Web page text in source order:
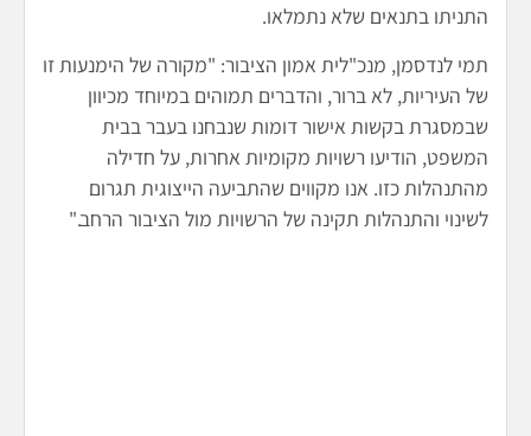
התניתו בתנאים שלא נתמלאו.
תמי לנדסמן, מנכ"לית אמון הציבור: "מקורה של הימנעות זו
של העיריות, לא ברור, והדברים תמוהים במיוחד מכיוון
שבמסגרת בקשות אישור דומות שנבחנו בעבר בבית
המשפט, הודיעו רשויות מקומיות אחרות, על חדילה
מהתנהלות כזו. אנו מקווים שהתביעה הייצוגית תגרום
לשינוי והתנהלות תקינה של הרשויות מול הציבור הרחב."